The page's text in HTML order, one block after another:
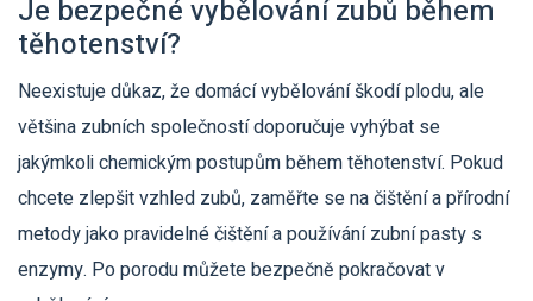
Je bezpečné vybělování zubů během
těhotenství?
Neexistuje důkaz, že domácí vybělování škodí plodu, ale
většina zubních společností doporučuje vyhýbat se
jakýmkoli chemickým postupům během těhotenství. Pokud
chcete zlepšit vzhled zubů, zaměřte se na čištění a přírodní
metody jako pravidelné čištění a používání zubní pasty s
enzymy. Po porodu můžete bezpečně pokračovat v